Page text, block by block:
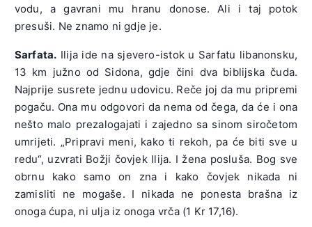
vodu, a gavrani mu hranu donose. Ali i taj potok
presuši. Ne znamo ni gdje je.
Sarfata. Ilija ide na sjevero-istok u Sarfatu libanonsku,
13 km južno od Sidona, gdje čini dva biblijska čuda.
Najprije susrete jednu udovicu. Reče joj da mu pripremi
pogaču. Ona mu odgovori da nema od čega, da će i ona
nešto malo prezalogajati i zajedno sa sinom siročetom
umrijeti. „Pripravi meni, kako ti rekoh, pa će biti sve u
redu“, uzvrati Božji čovjek Ilija. I žena posluša. Bog sve
obrnu kako samo on zna i kako čovjek nikada ni
zamisliti ne mogaše. I nikada ne ponesta brašna iz
onoga ćupa, ni ulja iz onoga vrča (1 Kr 17,16).